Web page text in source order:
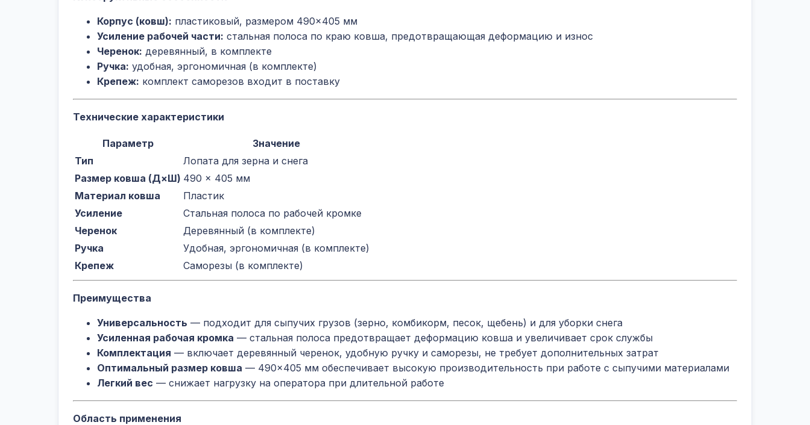
Корпус (ковш): пластиковый, размером 490×405 мм
Усиление рабочей части: стальная полоса по краю ковша, предотвращающая деформацию и износ
Черенок: деревянный, в комплекте
Ручка: удобная, эргономичная (в комплекте)
Крепеж: комплект саморезов входит в поставку
Технические характеристики
Параметр
Значение
Тип
Лопата для зерна и снега
Размер ковша (Д×Ш) 490 × 405 мм
Материал ковша
Пластик
Усиление
Стальная полоса по рабочей кромке
Черенок
Деревянный (в комплекте)
Ручка
Удобная, эргономичная (в комплекте)
Крепеж
Саморезы (в комплекте)
Преимущества
Универсальность — подходит для сыпучих грузов (зерно, комбикорм, песок, щебень) и для уборки снега
Усиленная рабочая кромка — стальная полоса предотвращает деформацию ковша и увеличивает срок службы
Комплектация — включает деревянный черенок, удобную ручку и саморезы, не требует дополнительных затрат
Оптимальный размер ковша — 490×405 мм обеспечивает высокую производительность при работе с сыпучими материалами
Легкий вес — снижает нагрузку на оператора при длительной работе
Область применения